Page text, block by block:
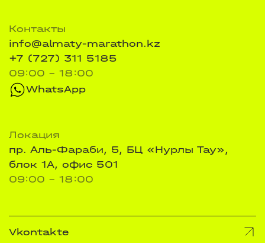
Контакты
info@almaty-marathon.kz
+7 (727) 311 5185
09:00 - 18:00
WhatsApp
Локация
пр. Аль-Фараби, 5, БЦ «Нурлы Тау»,
блок 1А, офис 501
09:00 - 18:00
Vkontakte